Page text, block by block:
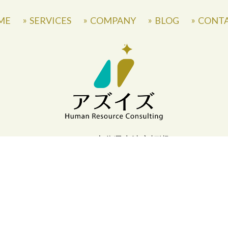
SERVICES COMPANY BLOG
〒871-0007 大分県中津市蛎瀬770